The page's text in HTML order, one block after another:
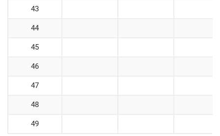
43
44
45
46
47
48
49